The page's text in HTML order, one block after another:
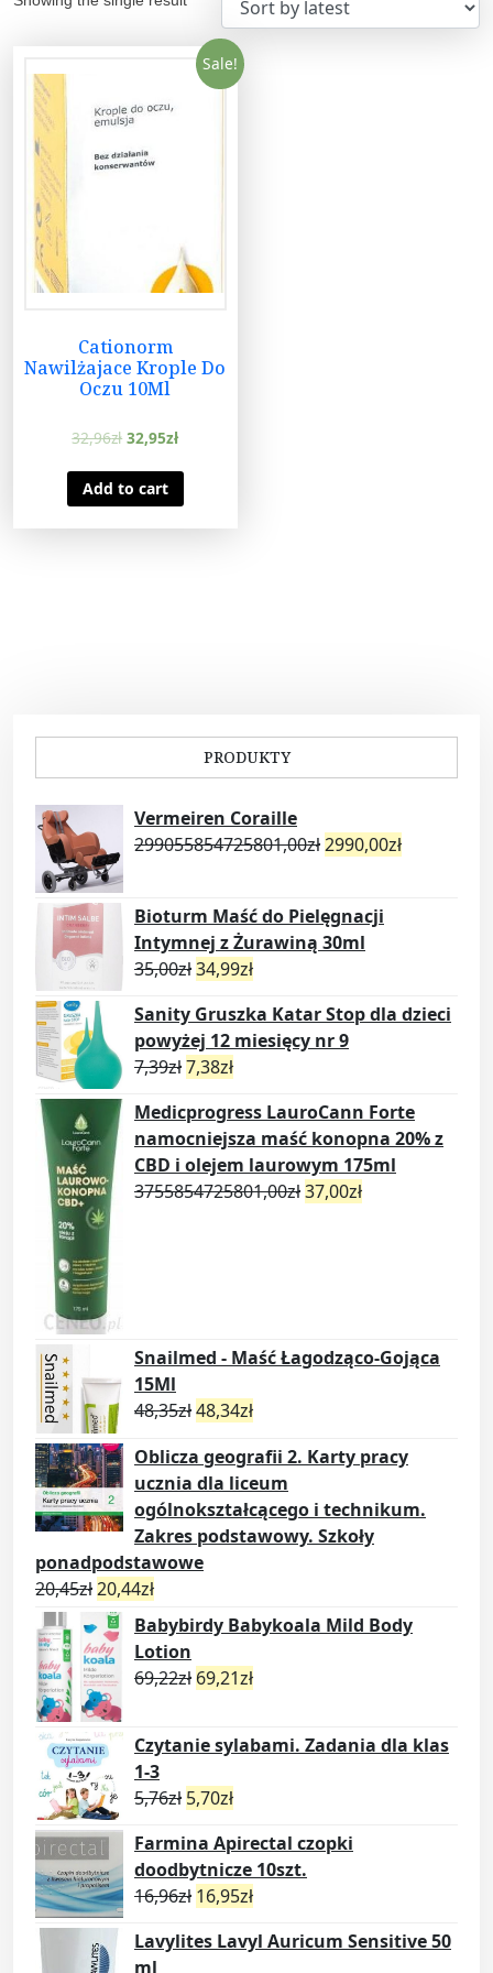
Sale!
Cationorm
Nawilżajace Krople Do
Oczu 10Ml
32,96zł 32,95zł
Add to cart
PRODUKTY
Vermeiren Coraille
299055854725801,00zł2990,00zł
Bioturm Maść do Pielęgnacji
Intymnej z Żurawiną 30ml
35,00zł34,99zł
Sanity Gruszka Katar Stop dla dzieci
powyżej 12 miesięcy nr 9
7,39zł7,38zł
Medicprogress LauroCann Forte
namocniejsza maść konopna 20% z
CBD i olejem laurowym 175ml
3755854725801,00zł37,00zł
Snailmed - Maść Łagodząco-Gojąca
15Ml
48,35zł48,34zł
Oblicza geografii 2. Karty pracy
ucznia dla liceum
ogólnokształcącego i technikum.
Zakres podstawowy. Szkoły
ponadpodstawowe
20,45zł20,44zł
Babybirdy Babykoala Mild Body
Lotion
69,22zł 69,21zł
Czytanie sylabami. Zadania dla klas
1-3
5,76zł 5,70zł
Farmina Apirectal czopki
doodbytnicze 10szt.
16,96zł 16,95zł
Lavylites Lavyl Auricum Sensitive 50
ml